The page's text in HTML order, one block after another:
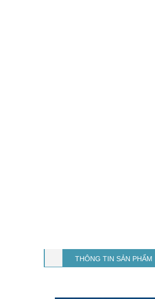
THÔNG TIN SẢN PHẨM